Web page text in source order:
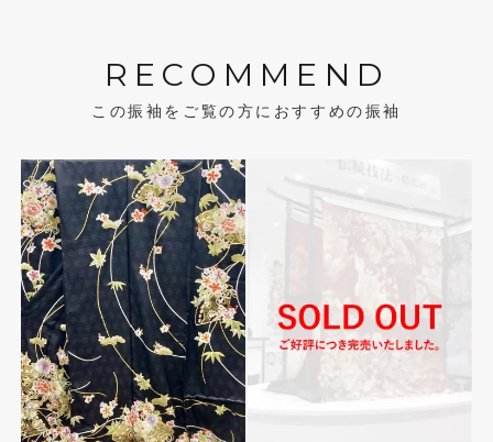
RECOMMEND
この振袖をご覧の方におすすめの振袖